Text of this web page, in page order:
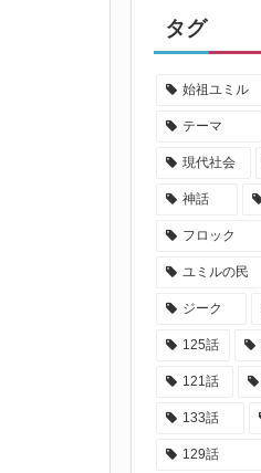
タグ
始祖ユミル
テーマ
現代社会
神話
フロック
ユミルの民
ジーク
125話
121話
133話
129話